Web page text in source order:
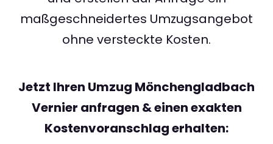
maßgeschneidertes Umzugsangebot
ohne versteckte Kosten.
Jetzt Ihren Umzug Mönchengladbach
Vernier anfragen & einen exakten
Kostenvoranschlag erhalten: